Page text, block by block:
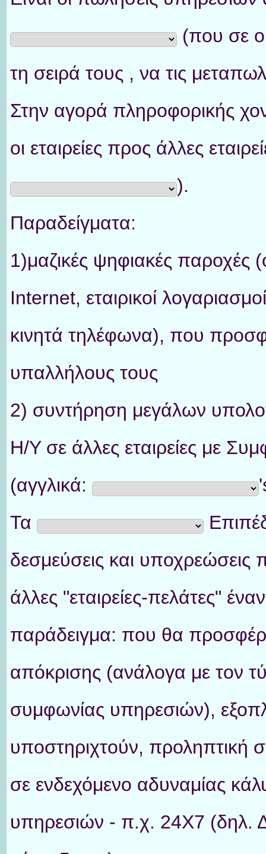
(που σε
τη σειρά τους , να τις
Στην αγορά πληροφορικής
οι εταιρείες προς άλλες
).
Παραδείγματα:
1)μαζικές ψηφιακές
Internet, εταιρικοί
κινητά τηλέφωνα), που
υπαλλήλους τους
2) συντήρηση μεγάλων
Η/Υ σε άλλες εταιρείες με
(αγγλικά:
Τα
δεσμεύσεις και υποχρεώσεις
άλλες "εταιρείες-πελάτες"
παράδειγμα: που θα
απόκρισης (ανάλογα με τον
συμφωνίας υπηρεσιών),
υποστηριχτούν, προληπτική
σε ενδεχόμενο αδυναμίας
υπηρεσιών - π.χ. 24X7 (δηλ.